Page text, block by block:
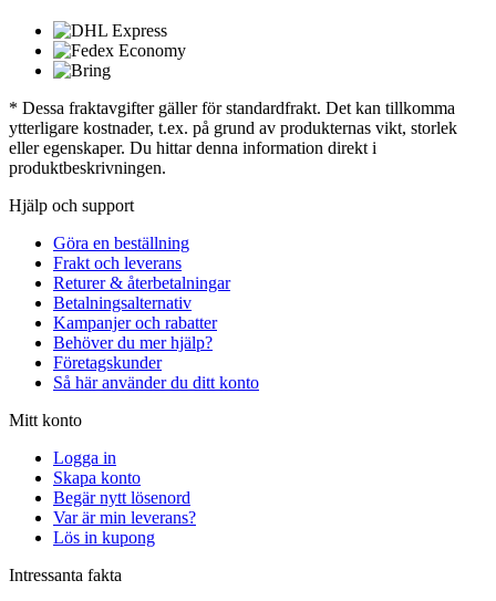
* Dessa fraktavgifter gäller för standardfrakt. Det kan tillkomma
ytterligare kostnader, t.ex. på grund av produkternas vikt, storlek
eller egenskaper. Du hittar denna information direkt i
produktbeskrivningen.
Hjälp och support
Göra en beställning
Frakt och leverans
Returer & återbetalningar
Betalningsalternativ
Kampanjer och rabatter
Behöver du mer hjälp?
Företagskunder
Så här använder du ditt konto
Mitt konto
Logga in
Skapa konto
Begär nytt lösenord
Var är min leverans?
Lös in kupong
Intressanta fakta